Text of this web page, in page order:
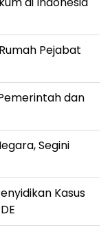
Pejabat
dan
Segini
Kasus